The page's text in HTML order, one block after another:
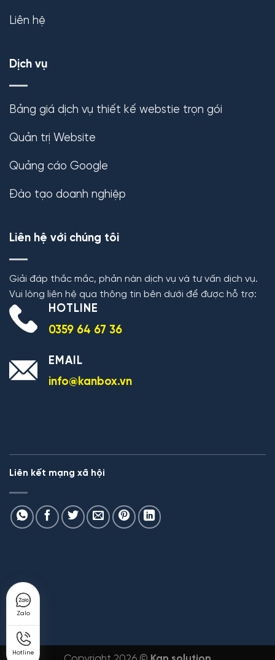
Zalo
Hotline
Liên hệ
Dịch vụ
Bảng giá dịch vụ thiết kế webstie trọn gói
Quản trị Website
Quảng cáo Google
Đào tạo doanh nghiệp
Liên hệ với chúng tôi
Giải đáp thắc mắc, phản nàn dịch vụ và tư vấn dịch vụ.
Vui lòng liên hệ qua thông tin bên dưới để được hỗ trợ:
HOTLINE
0359 64 67 36
EMAIL
info@kanbox.vn
Liên kết mạng xã hội